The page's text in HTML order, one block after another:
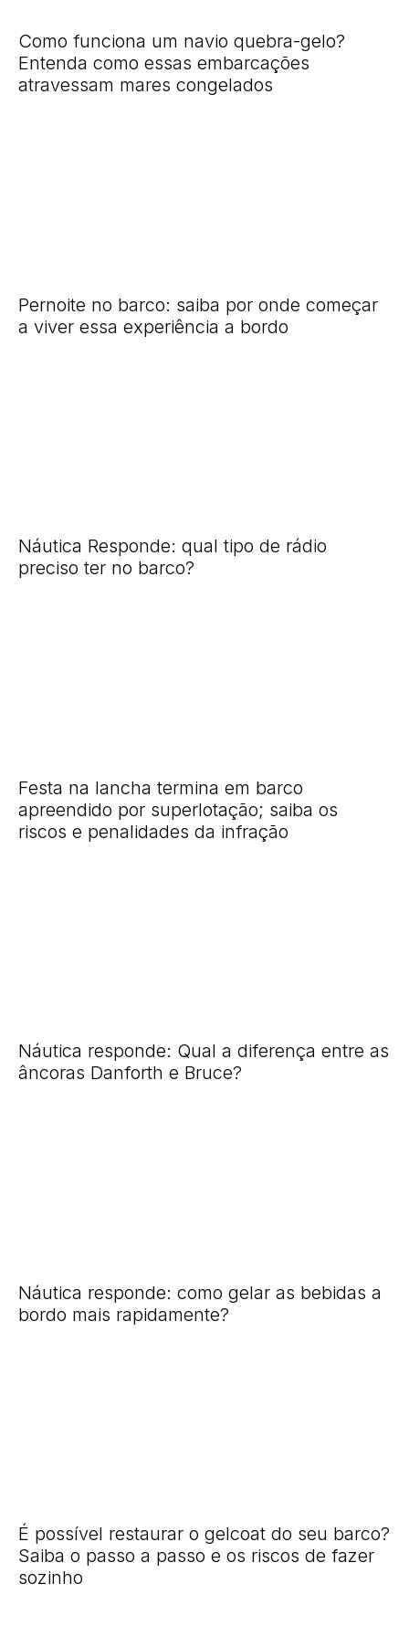
Como funciona um navio quebra-gelo?
Entenda como essas embarcações
atravessam mares congelados
Pernoite no barco: saiba por onde começar
a viver essa experiência a bordo
Náutica Responde: qual tipo de rádio
preciso ter no barco?
Festa na lancha termina em barco
apreendido por superlotação; saiba os
riscos e penalidades da infração
Náutica responde: Qual a diferença entre as
âncoras Danforth e Bruce?
Náutica responde: como gelar as bebidas a
bordo mais rapidamente?
É possível restaurar o gelcoat do seu barco?
Saiba o passo a passo e os riscos de fazer
sozinho